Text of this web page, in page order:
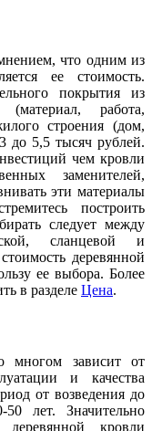
из
по
этот
скрыт в
фактуры
и
для
что одним из
ее стоимость.
покрытия из
работа,
строения (дом,
до 5,5 тысяч рублей.
чем кровли
заменителей,
эти материалы
построить
следует между
сланцевой и
деревянной
ее выбора. Более
в разделе Цена.
многом зависит от
и качества
от возведения до
50 лет. Значительно
деревянной кровли